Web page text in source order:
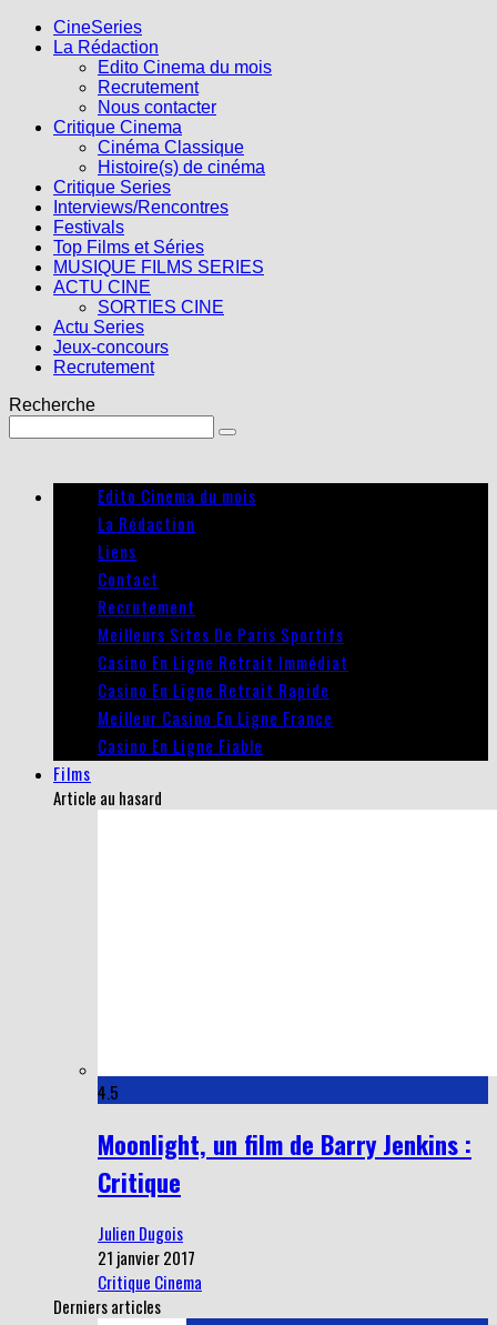
CineSeries
La Rédaction
Edito Cinema du mois
Recrutement
Nous contacter
Critique Cinema
Cinéma Classique
Histoire(s) de cinéma
Critique Series
Interviews/Rencontres
Festivals
Top Films et Séries
MUSIQUE FILMS SERIES
ACTU CINE
SORTIES CINE
Actu Series
Jeux-concours
Recrutement
Recherche
Edito Cinema du mois
La Rédaction
Liens
Contact
Recrutement
Meilleurs Sites De Paris Sportifs
Casino En Ligne Retrait Immédiat
Casino En Ligne Retrait Rapide
Meilleur Casino En Ligne France
Casino En Ligne Fiable
Films
Article au hasard
4.5
Moonlight, un film de Barry Jenkins :
Critique
Julien Dugois
21 janvier 2017
Critique Cinema
Derniers articles